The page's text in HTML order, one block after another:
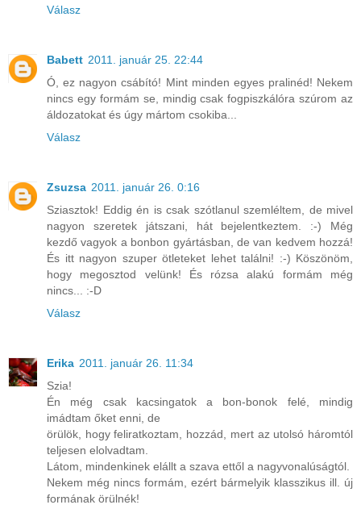
Válasz
Babett 2011. január 25. 22:44
Ó, ez nagyon csábító! Mint minden egyes pralinéd! Nekem
nincs egy formám se, mindig csak fogpiszkálóra szúrom az
áldozatokat és úgy mártom csokiba...
Válasz
Zsuzsa 2011. január 26. 0:16
Sziasztok! Eddig én is csak szótlanul szemléltem, de mivel
nagyon szeretek játszani, hát bejelentkeztem. :-) Még
kezdő vagyok a bonbon gyártásban, de van kedvem hozzá!
És itt nagyon szuper ötleteket lehet találni! :-) Köszönöm,
hogy megosztod velünk! És rózsa alakú formám még
nincs... :-D
Válasz
Erika 2011. január 26. 11:34
Szia!
Én még csak kacsingatok a bon-bonok felé, mindig
imádtam őket enni, de
örülök, hogy feliratkoztam, hozzád, mert az utolsó háromtól
teljesen elolvadtam.
Látom, mindenkinek elállt a szava ettől a nagyvonalúságtól.
Nekem még nincs formám, ezért bármelyik klasszikus ill. új
formának örülnék!